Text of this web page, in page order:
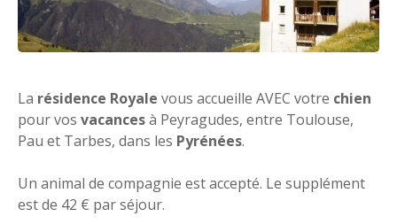
La résidence Royale vous accueille AVEC votre chien
pour vos vacancesà Peyragudes, entre Toulouse,
Pau et Tarbes, dans les Pyrénées.
Un animal de compagnie est accepté. Le supplément
est de 42 € par séjour.